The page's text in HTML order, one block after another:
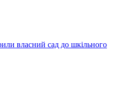
власний сад до шкільного